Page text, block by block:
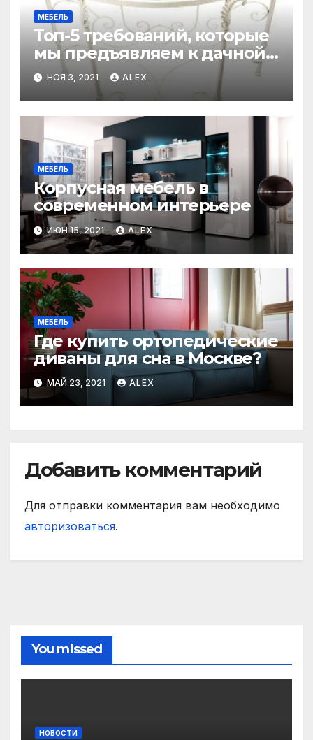
МЕБЕЛЬ
Топ-5 требований, которые
мы предъявляем к дачной
мебели в грядущем 2022-м
году
НОЯ 3, 2021 ALEX
МЕБЕЛЬ
Корпусная мебель в
современном интерьере
ИЮН 15, 2021 ALEX
МЕБЕЛЬ
Где купить ортопедические
диваны для сна в Москве?
МАЙ 23, 2021 ALEX
Добавить комментарий
Для отправки комментария вам необходимо
авторизоваться.
You missed
НОВОСТИ